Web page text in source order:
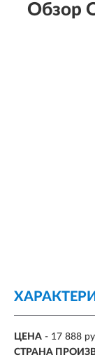
Обзор
ЦЕНА - 17 888
СТРАНА